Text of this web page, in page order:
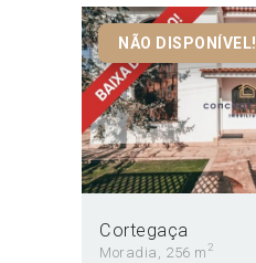
NÃO DISPONÍVEL!
Cortegaça
Moradia 256 m2